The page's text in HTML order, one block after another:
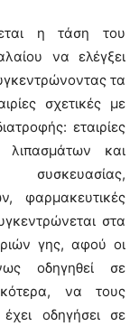
η τάση του
να ελέγξει
τα
σχετικές με
εταιρίες
και
συσκευασίας,
φαρμακευτικές
στα
γης, αφού οι
οδηγηθεί σε
να τους
οδηγήσει σε